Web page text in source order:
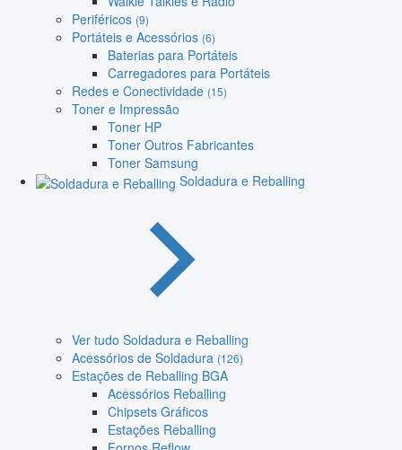
Periféricos (9)
Portáteis e Acessórios (6)
Baterias para Portáteis
Carregadores para Portáteis
Redes e Conectividade (15)
Toner e Impressão
Toner HP
Toner Outros Fabricantes
Toner Samsung
Soldadura e Reballing
Ver tudo Soldadura e Reballing
Acessórios de Soldadura (126)
Estações de Reballing BGA
Acessórios Reballing
Chipsets Gráficos
Estações Reballing